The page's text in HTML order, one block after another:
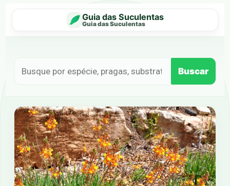
Guia das Suculentas
Guia das Suculentas
Buscar